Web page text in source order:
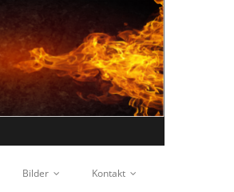
Bilder Kontakt